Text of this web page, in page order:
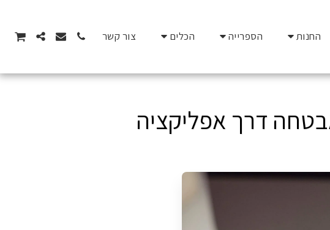
החנות הספרייה הכלים צור קשר
דרך אפליקציה